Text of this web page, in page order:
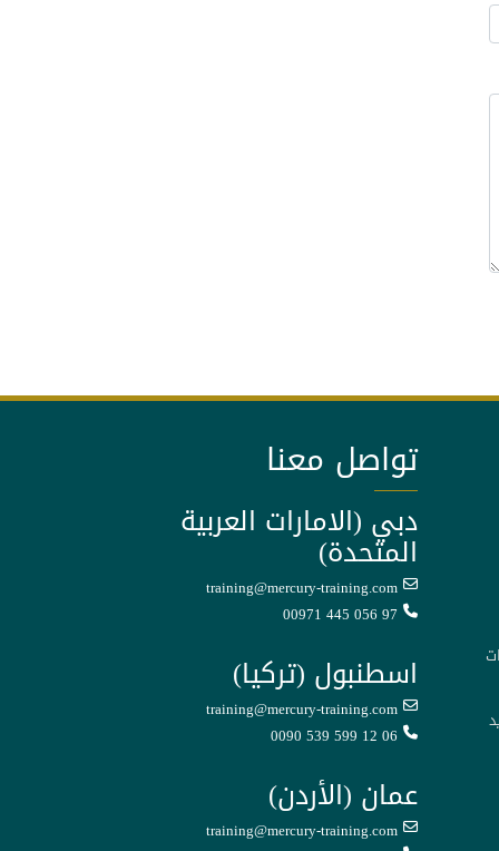
تواصل معنا
دبي (الامارات العربية
المتحدة)
training@mercury-training.com
00971 445 056 97
اسطنبول (تركيا)
training@mercury-training.com
0090 539 599 12 06
عمان (الأردن)
training@mercury-training.com